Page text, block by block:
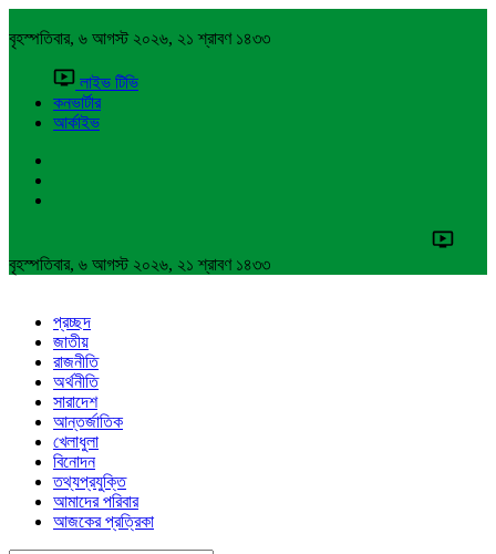
বৃহস্পতিবার, ৬ আগস্ট ২০২৬, ২১ শ্রাবণ ১৪৩৩
লাইভ টিভি
কনভার্টার
আর্কাইভ
বৃহস্পতিবার, ৬ আগস্ট ২০২৬, ২১ শ্রাবণ ১৪৩৩
প্রচ্ছদ
জাতীয়
রাজনীতি
অর্থনীতি
সারাদেশ
আন্তর্জাতিক
খেলাধুলা
বিনোদন
তথ্যপ্রযুক্তি
আমাদের পরিবার
আজকের প্রত্রিকা